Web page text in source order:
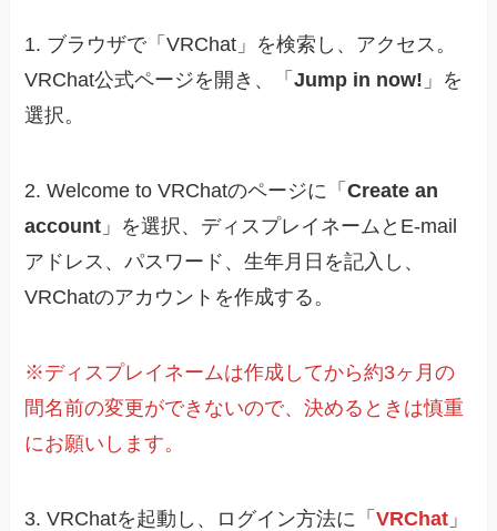
1. ブラウザで「VRChat」を検索し、アクセス。
VRChat公式ページを開き、「Jump in now! 」を
選択。
2. Welcome to VRChatのページに「Create an
account 」を選択、ディスプレイネームとE-mail
アドレス、パスワード、生年月日を記入し、
VRChatのアカウントを作成する。
※ディスプレイネームは作成してから約3ヶ月の
間名前の変更ができないので、決めるときは慎重
にお願いします。
3. VRChatを起動し、ログイン方法に「VRChat 」